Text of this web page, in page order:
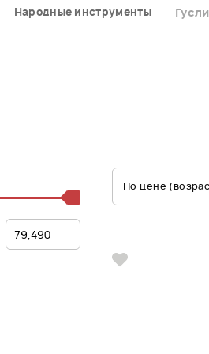
Народные инструменты Гусли
По цене